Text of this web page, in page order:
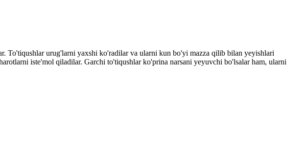
To'tiqushlar urug'larni yaxshi ko'radilar va ularni kun bo'yi mazza qilib bilan yeyishlari
iste'mol qiladilar. Garchi to'tiqushlar ko'prina narsani yeyuvchi bo'lsalar ham, ularni